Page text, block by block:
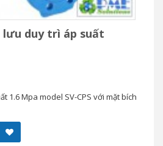
lưu duy trì áp suất
1.6 Mpa model SV-CPS với mặt bích